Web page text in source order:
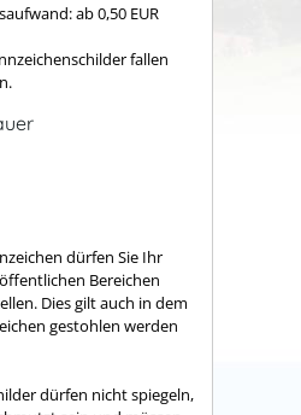
ab 0,50 EUR
fallen
dürfen Sie Ihr
Bereichen
Dies gilt auch in dem
gestohlen werden
dürfen nicht spiegeln,